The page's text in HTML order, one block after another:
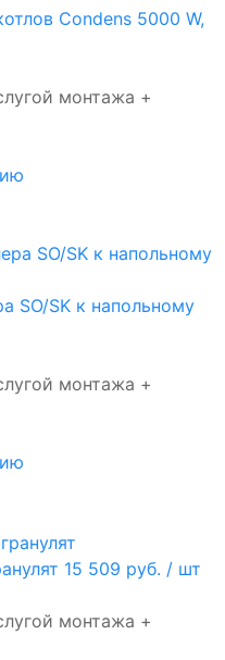
Condens 5000 W,
монтажа +
SO/SK к напольному
монтажа +
15 509 руб. / шт
монтажа +